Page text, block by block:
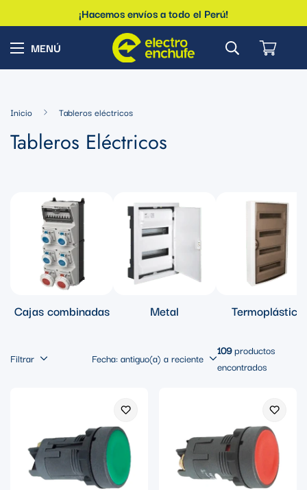
¡Hacemos envíos a todo el Perú!
Inicio Tableros eléctricos
Tableros Eléctricos
Cajas combinadas Metal Termoplástico
Filtrar Fecha: antiguo(a) a reciente
109productos
encontrados